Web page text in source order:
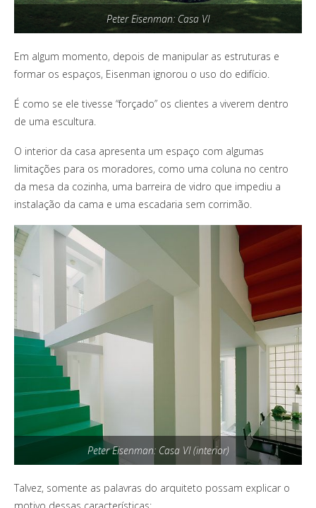
Peter Eisenman: Casa VI
Em algum momento, depois de manipular as estruturas e
formar os espaços, Eisenman ignorou o uso do edifício.
É como se ele tivesse “forçado” os clientes a viverem dentro
de uma escultura.
O interior da casa apresenta um espaço com algumas
limitações para os moradores, como uma coluna no centro
da mesa da cozinha, uma barreira de vidro que impediu a
instalação da cama e uma escadaria sem corrimão.
Peter Eisenman: Casa VI (interior)
Talvez, somente as palavras do arquiteto possam explicar o